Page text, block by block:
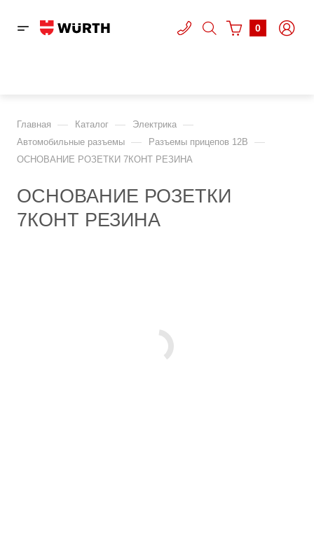
0
Главная — Каталог — Электрика —
Автомобильные разъемы — Разъемы прицепов 12В —
ОСНОВАНИЕ РОЗЕТКИ 7КОНТ РЕЗИНА
ОСНОВАНИЕ РОЗЕТКИ
7КОНТ РЕЗИНА